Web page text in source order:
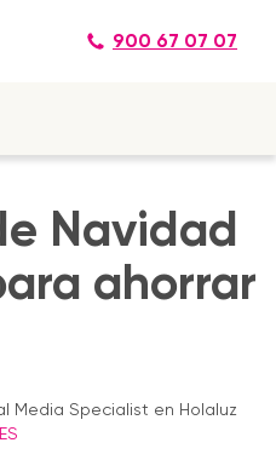
900 67 07 07
Navidad
ahorrar
Media Specialist en Holaluz